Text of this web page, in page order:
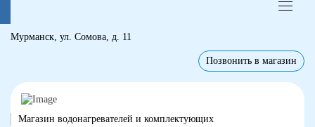
Мурманск, ул. Сомова, д. 11
Позвонить в магазин
Магазин водонагревателей и комплектующих